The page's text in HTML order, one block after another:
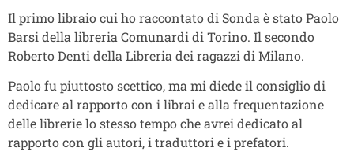
Il primo libraio cui ho raccontato di Sonda è stato Paolo
Barsi della libreria Comunardi di Torino. Il secondo
Roberto Denti della Libreria dei ragazzi di Milano.
Paolo fu piuttosto scettico, ma mi diede il consiglio di
dedicare al rapporto con i librai e alla frequentazione
delle librerie lo stesso tempo che avrei dedicato al
rapporto con gli autori, i traduttori e i prefatori.